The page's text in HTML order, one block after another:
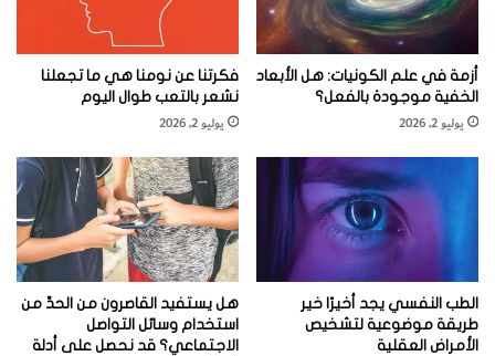
طلبنا إلى المجيبين أن يسجلوا درجة ثقتهم
بالمجموعات المختلفة من الناس، بدءا من الدرجة 1 (لا
أثق إطلاقا) وصولا إلى الدرجة 5 (أثق بقوة). وكانت
النتيجة أن جاء العلماء على رأس قائمة الموثوق بهم.
يقوله العلماء العاملون فيها، تبين أن ثلاثة مواضيع (من
المفاجىء أنها تضمنت موضوع النشوء
والتطور(evolution) حصلت على أصوات تجاوز عددها
عدد أصوات الواثقين بجميع المواضيع العلمية الأخرى
مجتمعة.
أزمة في علم الكونيات: هل الأبعاد
الخفية موجودة بالفعل؟
يوليو 2, 2026
فكرتنا عن نومنا هي ما تجعلنا
نشعر بالتعب طوال اليوم
يوليو 2, 2026
الطب النفسي يجد أخيرًا خير
طريقة موضوعية لتشخيص
الأمراض العقلية
هل يستفيد القاصرون من الحدِّ من
استخدام وسائل التواصل
الاجتماعي؟ قد نحصل على أدلة